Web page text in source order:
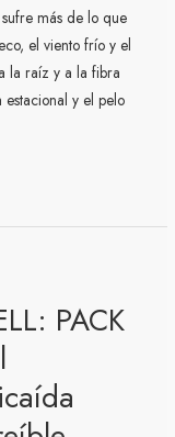
más de lo que
el viento frío y el
la raíz y a la fibra
y el pelo
PACK